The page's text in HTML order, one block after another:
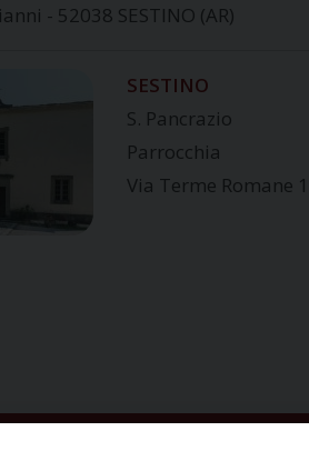
- 52038 SESTINO (AR)
SESTINO
S. Pancrazio
Parrocchia
Via Terme Romane